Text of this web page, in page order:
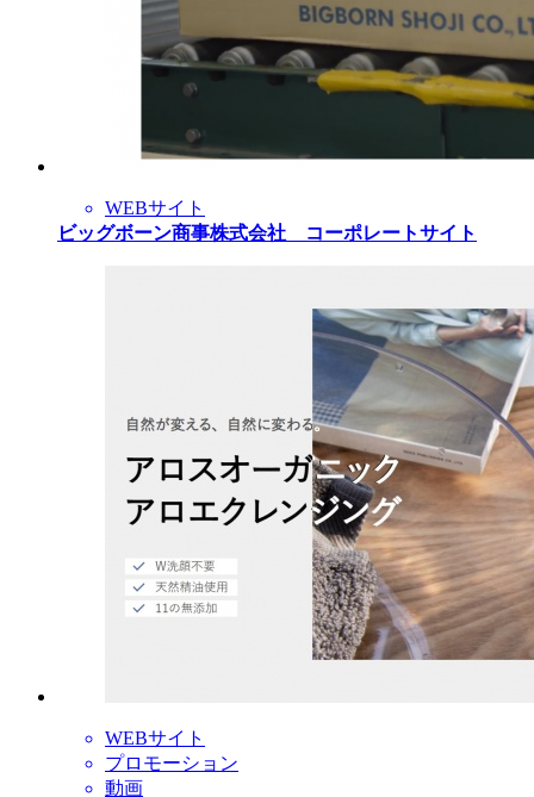
WEBサイト
ビッグボーン商事株式会社 コーポレートサイト
WEBサイト
プロモーション
動画